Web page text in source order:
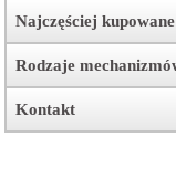
Najczęściej kupowane
Rodzaje
Kontakt